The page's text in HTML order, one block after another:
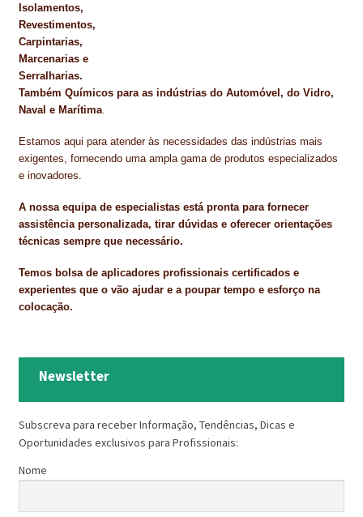
Isolamentos,
Revestimentos,
Carpintarias,
Marcenarias e
Serralharias.
Também Químicos para as indústrias do Automóvel, do Vidro,
Naval e Marítima.
Estamos aqui para atender às necessidades das indústrias mais
exigentes, fornecendo uma ampla gama de produtos especializados
e inovadores.
A nossa equipa de especialistas está pronta para fornecer
assistência personalizada, tirar dúvidas e oferecer orientações
técnicas sempre que necessário.
Temos bolsa de aplicadores profissionais certificados e
experientes que o vão ajudar e a poupar tempo e esforço na
colocação.
Newsletter
Subscreva para receber Informação, Tendências, Dicas e
Oportunidades exclusivos para Profissionais:
Nome